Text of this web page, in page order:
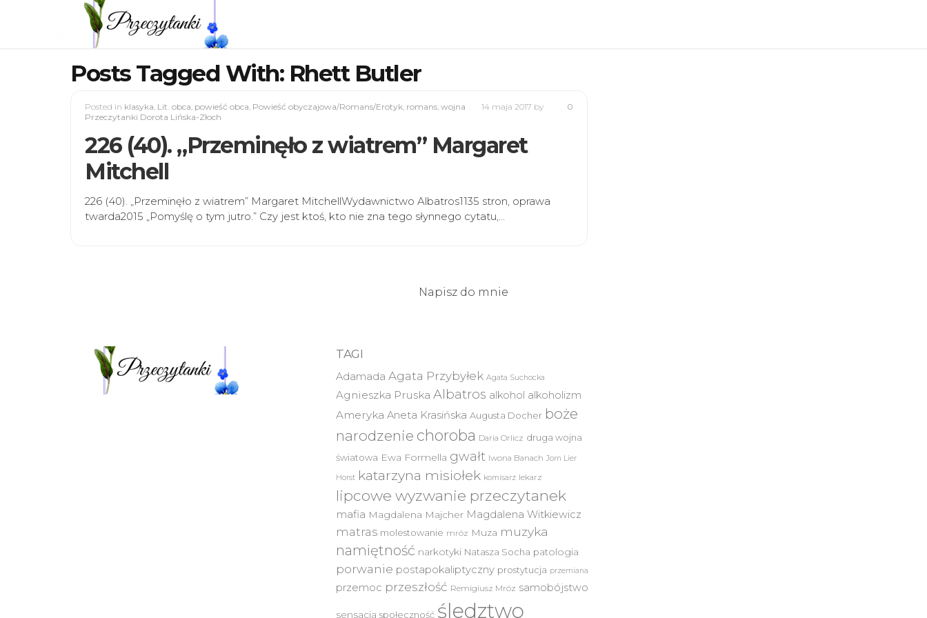
Posts Tagged With: Rhett Butler
0
Posted in klasyka, Lit. obca, powieść obca, Powieść obyczajowa/Romans/Erotyk, romans, wojna 14 maja 2017 by
Przeczytanki Dorota Lińska-Złoch
226 (40). „Przeminęło z wiatrem” Margaret
Mitchell
226 (40). „Przeminęło z wiatrem” Margaret MitchellWydawnictwo Albatros1135 stron, oprawa
twarda2015 „Pomyślę o tym jutro.” Czy jest ktoś, kto nie zna tego słynnego cytatu,…
Napisz do mnie
TAGI
Adamada Agata Przybyłek Agata Suchocka
Agnieszka Pruska Albatros alkohol alkoholizm
Ameryka Aneta Krasińska Augusta Docher boże
narodzenie choroba Daria Orlicz druga wojna
światowa Ewa Formella gwałt Iwona Banach Jorn Lier
Horst katarzyna misiołek komisarz lekarz
lipcowe wyzwanie przeczytanek
mafia Magdalena Majcher Magdalena Witkiewicz
matras molestowanie mróz Muza muzyka
namiętność narkotyki Natasza Socha patologia
porwanie postapokaliptyczny prostytucja przemiana
przemoc przeszłość Remigiusz Mróz samobójstwo
sensacja społeczność śledztwo